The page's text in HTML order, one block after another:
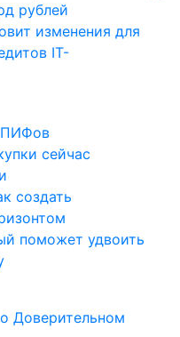
рублей
изменения для
IT-
сейчас
создать
поможет удвоить